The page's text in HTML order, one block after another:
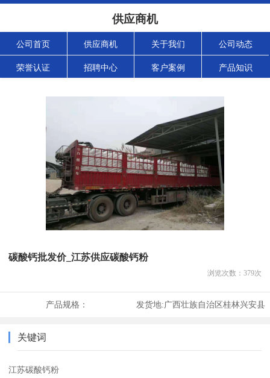
供应商机
公司首页 供应商机 关于我们 公司动态
荣誉认证 招聘中心 客户案例 产品知识
碳酸钙批发价_江苏供应碳酸钙粉
浏览次数： 379次
产品规格： 发货地:广西壮族自治区桂林兴安县
关键词
江苏碳酸钙粉